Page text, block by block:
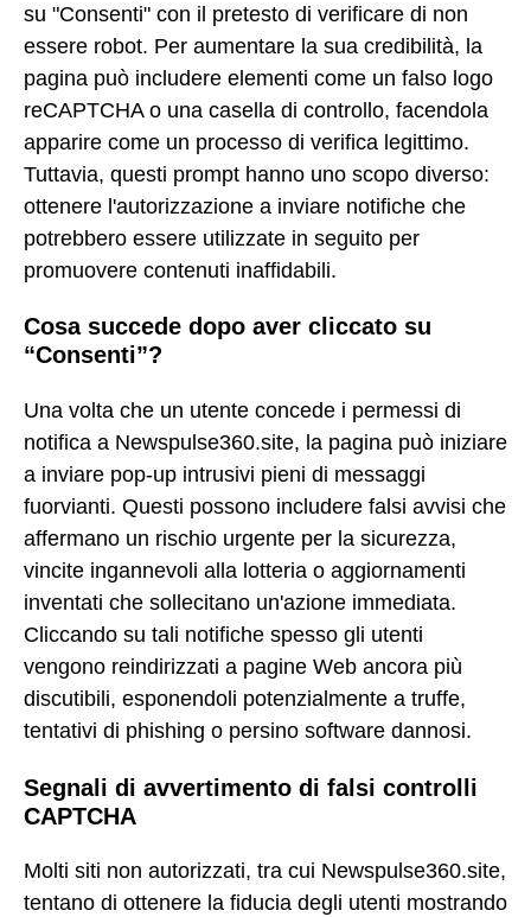
su "Consenti" con il pretesto di verificare di non
essere robot. Per aumentare la sua credibilità, la
pagina può includere elementi come un falso logo
reCAPTCHA o una casella di controllo, facendola
apparire come un processo di verifica legittimo.
Tuttavia, questi prompt hanno uno scopo diverso:
ottenere l'autorizzazione a inviare notifiche che
potrebbero essere utilizzate in seguito per
promuovere contenuti inaffidabili.
Cosa succede dopo aver cliccato su
“Consenti”?
Una volta che un utente concede i permessi di
notifica a Newspulse360.site, la pagina può iniziare
a inviare pop-up intrusivi pieni di messaggi
fuorvianti. Questi possono includere falsi avvisi che
affermano un rischio urgente per la sicurezza,
vincite ingannevoli alla lotteria o aggiornamenti
inventati che sollecitano un'azione immediata.
Cliccando su tali notifiche spesso gli utenti
vengono reindirizzati a pagine Web ancora più
discutibili, esponendoli potenzialmente a truffe,
tentativi di phishing o persino software dannosi.
Segnali di avvertimento di falsi controlli
CAPTCHA
Molti siti non autorizzati, tra cui Newspulse360.site,
tentano di ottenere la fiducia degli utenti mostrando